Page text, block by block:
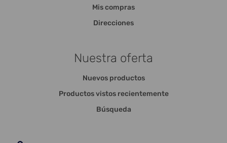
Mis compras
Direcciones
Nuestra oferta
Nuevos productos
Productos vistos recientemente
Búsqueda